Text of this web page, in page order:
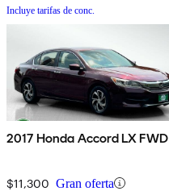
Incluye tarifas de conc.
2017 Honda Accord LX FWD
$11,300 Gran oferta